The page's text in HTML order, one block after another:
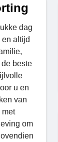
dag
altijd
beste
u en
van
met
om